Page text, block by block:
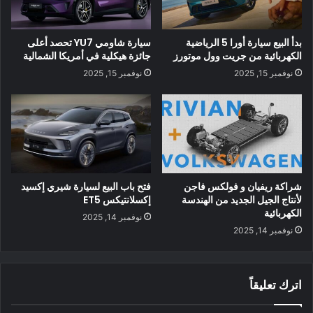
لم يذكر الرئيس التنفيذي أبدًا كيف سيؤثر ذلك على سيارة
Roadster الجديدة ، التي كانت تسلا تعلن عنها في مدى يزيد عن
600 ميل.
“لوسيد” تكشف عن سيارتها الكهربائية الاولي
تسلا ولوسيد ومنافسة النطاق
الأثقل وهيكل السيارة اللازمين للاحتفاظ بها ، فهي أبطأ من الخط من
بدأ البيع سيارة أورا 5 الرياضية
الكهربائية من جريت وول موتورز
نوفمبر 15, 2025
سيارة شاومي YU7 تحصد أعلى
جائزة هيكلية في أمريكا الشمالية
نوفمبر 15, 2025
شراكة ريفيان و فولكس فاجن
لأنتاج الجيل الجديد من الهندسة
الكهربائية
نوفمبر 14, 2025
فتح باب البيع لسيارة شيري إكسيد
إكسلانتيكس ET5
نوفمبر 14, 2025
اترك تعليقاً